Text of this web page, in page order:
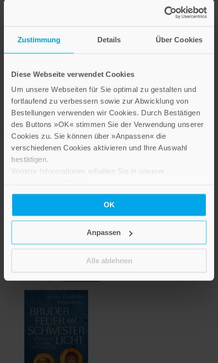
Zustimmung Details Über Cookies
Diese Webseite verwendet Cookies
Um unsere Webseiten für Sie optimal zu gestalten und
fortlaufend zu verbessern sowie zur Abwicklung von
Bestellungen verwenden wir Cookies. Durch Bestätigen
des Buttons »OK« stimmen Sie der Verwendung unserer
Cookies zu. Sie können über »Anpassen« die
verschiedenen Cookies aktivieren und Ihre Auswahl
bestätigen.
Weitere Informationen erhalten Sie in unserer
OK
Anpassen
Alle ablehnen
Barfuß und wild
20,00 €
Inkl. 7% MwSt.,exkl.Versandkosten
Inkl. 7% MwSt.,exkl.Versandkosten